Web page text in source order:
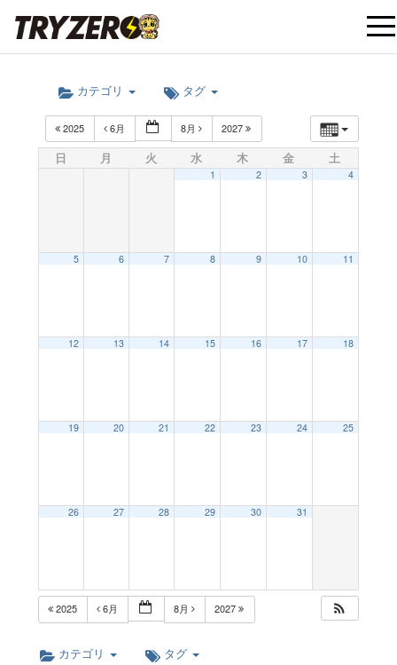
t
カテゴリ タグ
2025 6月 8月 2027
日 月 火 水 木 金 土
1 2 3 4
5 6 7 8 9 10 11
12 13 14 15 16 17 18
19 20 21 22 23 24 25
26 27 28 29 30 31
2025 6月 8月 2027
カテゴリ タグ
5:00 AM
6:00 AM